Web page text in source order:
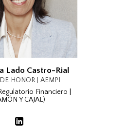
Lado Castro-Rial
HONOR | AEMPI
Financiero |
Y CAJAL)